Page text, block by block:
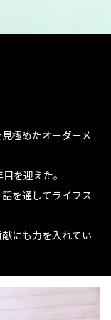
極めたオーダーメ
を迎えた。
を通してライフス
にも力を入れてい